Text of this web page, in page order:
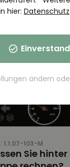
1.1.07-103-M
Sie hinter
hier: Datenschutz
ändern